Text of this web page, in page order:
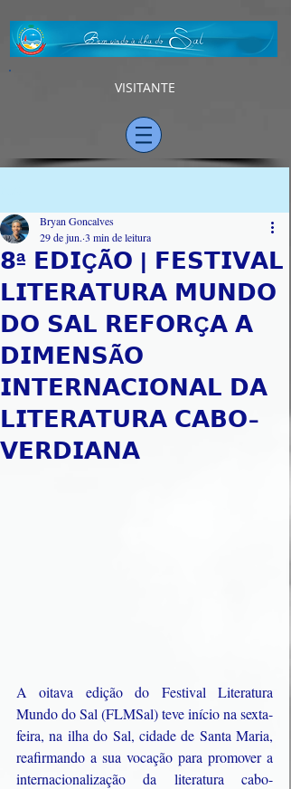
VISITANTE
𝟴ª 𝗘𝗗𝗜ÇÃ𝗢 | 𝗙𝗘𝗦𝗧𝗜𝗩𝗔𝗟
𝗟𝗜𝗧𝗘𝗥𝗔𝗧𝗨𝗥𝗔 𝗠𝗨𝗡𝗗𝗢
𝗗𝗢 𝗦𝗔𝗟 𝗥𝗘𝗙𝗢𝗥Ç𝗔 𝗔
𝗗𝗜𝗠𝗘𝗡𝗦Ã𝗢
𝗜𝗡𝗧𝗘𝗥𝗡𝗔𝗖𝗜𝗢𝗡𝗔𝗟 𝗗𝗔
𝗟𝗜𝗧𝗘𝗥𝗔𝗧𝗨𝗥𝗔 𝗖𝗔𝗕𝗢-
𝗩𝗘𝗥𝗗𝗜𝗔𝗡𝗔
Bryan Goncalves
29 de jun. 3 min de leitura
A oitava edição do Festival Literatura
Mundo do Sal (FLMSal) teve início na sexta-
feira, na ilha do Sal, cidade de Santa Maria,
reafirmando a sua vocação para promover a
internacionalização da literatura cabo-